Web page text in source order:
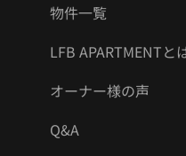
物件一覧
LFB APARTMENTと
オーナー様の声
Q&A